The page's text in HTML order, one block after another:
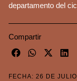
departamento del
Compartir
FECHA: 26 DE